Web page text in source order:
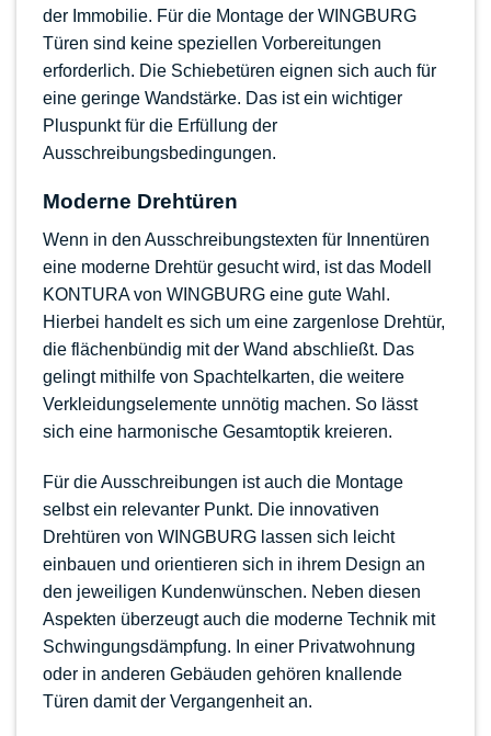
der Immobilie. Für die Montage der WINGBURG
Türen sind keine speziellen Vorbereitungen
erforderlich. Die Schiebetüren eignen sich auch für
eine geringe Wandstärke. Das ist ein wichtiger
Pluspunkt für die Erfüllung der
Ausschreibungsbedingungen.
Moderne Drehtüren
Wenn in den Ausschreibungstexten für Innentüren
eine moderne Drehtür gesucht wird, ist das Modell
KONTURA von WINGBURG eine gute Wahl.
Hierbei handelt es sich um eine zargenlose Drehtür,
die flächenbündig mit der Wand abschließt. Das
gelingt mithilfe von Spachtelkarten, die weitere
Verkleidungselemente unnötig machen. So lässt
sich eine harmonische Gesamtoptik kreieren.
Für die Ausschreibungen ist auch die Montage
selbst ein relevanter Punkt. Die innovativen
Drehtüren von WINGBURG lassen sich leicht
einbauen und orientieren sich in ihrem Design an
den jeweiligen Kundenwünschen. Neben diesen
Aspekten überzeugt auch die moderne Technik mit
Schwingungsdämpfung. In einer Privatwohnung
oder in anderen Gebäuden gehören knallende
Türen damit der Vergangenheit an.